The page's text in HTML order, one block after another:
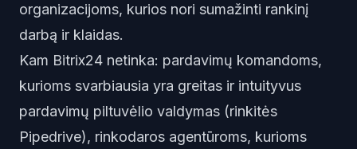
organizacijoms, kurios nori sumažinti rankinį
darbą ir klaidas.
Kam Bitrix24 netinka: pardavimų komandoms,
kurioms svarbiausia yra greitas ir intuityvus
pardavimų piltuvėlio valdymas (rinkitės
Pipedrive), rinkodaros agentūroms, kurioms